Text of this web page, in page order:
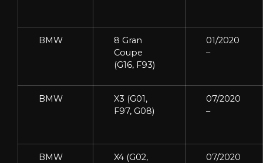
BMW
8 Gran
Coupe
(G16, F93)
01/2020
–
BMW
X3 (G01,
F97, G08)
07/2020
–
BMW
X4 (G02,
07/2020